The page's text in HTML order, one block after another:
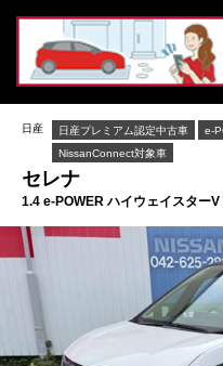
日産 日産プレミアム認定中古車 e-
NissanConnect対象車
セレナ
1.4 e-POWER ハイウェイスター